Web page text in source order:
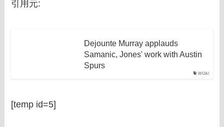
引用元:
WOAI
Dejounte Murray applauds
Samanic, Jones' work with Austin
Spurs
[temp id=5]